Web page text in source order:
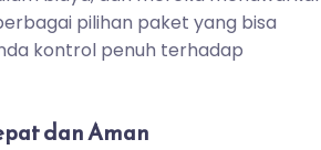
pilihan paket yang bisa
kontrol penuh terhadap
dan Aman